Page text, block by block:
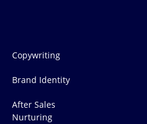
Copywriting
Brand Identity
After Sales
Nurturing